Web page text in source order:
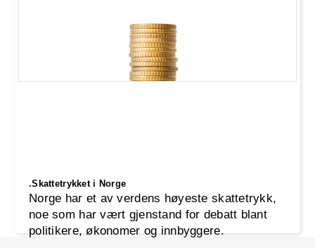
fornuft og innbyggernes livskvalitet.
.Skattetrykket i Norge
Norge har et av verdens høyeste skattetrykk,
noe som har vært gjenstand for debatt blant
politikere, økonomer og innbyggere.